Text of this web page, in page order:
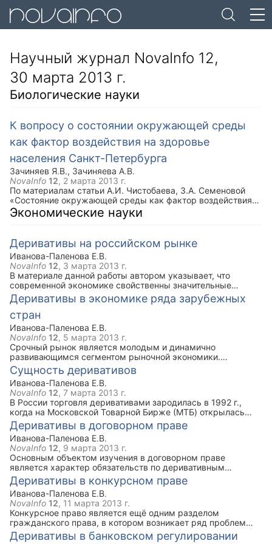
Научный журнал NovaInfo 12,
30 марта 2013 г.
Биологические науки
К вопросу о состоянии окружающей среды
как фактор воздействия на здоровье
населения Санкт-Петербурга
Зачиняев Я.В., Зачиняева А.В.
NovaInfo 12, 2 марта 2013 г.
По материалам статьи А.И. Чистобаева, З.А. Семеновой
«Состояние окружающей среды как фактор воздействия
на здоровье населения Санкт-Петербурга»,
представленную в «Вестнике Балтийского федерального
Экономические науки
Деривативы на российском рынке
Иванова-Паленова Е.В.
NovaInfo 12, 3 марта 2013 г.
В материале данной работы автором указывает, что
современной экономике свойственны значительные
колебания цен на многие виды товаров. Производители и
потребители заинтересованы в создании эффективных
механизмов, способных защитить их от неожиданных
изменений цен и минимизировать неблагоприятные
экономические последствия. Форвардные и биржевые
фьючерсные контракты традиционно считаются
финансовыми инструментами, направленными на
хеджирование (страхование) экономических рисков.
Однако эти контракты не всегда отвечают потребностям
участников рынка. С развитием финансовой инженерии
появились новые инструменты, предоставляющие
хозяйствующим субъектам более широкий спектр
возможностей для управления экономическими рисками.
Деривативы в экономике ряда зарубежных
стран
Иванова-Паленова Е.В.
NovaInfo 12, 5 марта 2013 г.
Срочный рынок является молодым и динамично
развивающимся сегментом рыночной экономики.
Зарождение организованной срочной торговли можно
отнести к появлению в 1752 г. Нью-Йоркской
Продовольственной Биржи. Первая срочная биржа —
Чикагская Торговая Палата (СВТ) — образована в 1848 г.
для торговли фьючерсными контрактами на
сельскохозяйственную продукцию. Однако действительно
бурное развитие срочный рынок получил только в 70-90-е
гг. нашего столетия.
Сущность деривативов
Иванова-Паленова Е.В.
NovaInfo 12, 7 марта 2013 г.
В России торговля деривативами зародилась в 1992 г.,
когда на Московской Товарной Бирже (MTБ) открылась
фьючерсная секция. В настоящее время в России торговля
срочными контрактами представлена на Московской
Межбанковской Валютной Бирже, Московской
Центральной Фондовой Бирже, Российской Бирже и ряде
других бирж.
Деривативы в договорном праве
Иванова-Паленова Е.В.
NovaInfo 12, 9 марта 2013 г.
Основным объектом изучения в договорном праве
является характер обязательств по деривативным
договорам. Как известно, сделки игр и пари не
обосновывают обязательства, тем самым они не являются
обязывающими. Следует отметить еще раз, что
практически все рассматриваемые аспекты
использования деривативов в договорном праве относятся
к сфере обычаев делового оборота и не имеют
соответствующего нормативного подкрепления.
Деривативы в конкурсном праве
Иванова-Паленова Е.В.
NovaInfo 12, 11 марта 2013 г.
Конкурсное право является ещё одним разделом
гражданского права, в котором возникает ряд проблем
практической реализации обязательств, возникающих из
деривативов. Они касаются правового режима
Деривативы в банковском регулировании